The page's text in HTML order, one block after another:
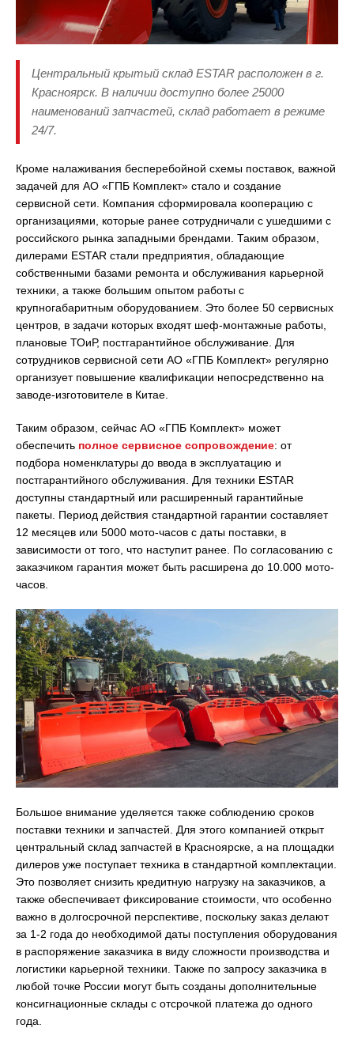
Центральный крытый склад ESTAR расположен в г.
Красноярск. В наличии доступно более 25000
наименований запчастей, склад работает в режиме
24/7.
Кроме налаживания бесперебойной схемы поставок, важной
задачей для АО «ГПБ Комплект» стало и создание
сервисной сети. Компания сформировала кооперацию с
организациями, которые ранее сотрудничали с ушедшими с
российского рынка западными брендами. Таким образом,
дилерами ESTAR стали предприятия, обладающие
собственными базами ремонта и обслуживания карьерной
техники, а также большим опытом работы с
крупногабаритным оборудованием. Это более 50 сервисных
центров, в задачи которых входят шеф-монтажные работы,
плановые ТОиР, постгарантийное обслуживание. Для
сотрудников сервисной сети АО «ГПБ Комплект» регулярно
организует повышение квалификации непосредственно на
заводе-изготовителе в Китае.
Таким образом, сейчас АО «ГПБ Комплект» может
обеспечить полное сервисное сопровождение: от
подбора номенклатуры до ввода в эксплуатацию и
постгарантийного обслуживания. Для техники ESTAR
доступны стандартный или расширенный гарантийные
пакеты. Период действия стандартной гарантии составляет
12 месяцев или 5000 мото-часов с даты поставки, в
зависимости от того, что наступит ранее. По согласованию с
заказчиком гарантия может быть расширена до 10.000 мото-
часов.
Большое внимание уделяется также соблюдению сроков
поставки техники и запчастей. Для этого компанией открыт
центральный склад запчастей в Красноярске, а на площадки
дилеров уже поступает техника в стандартной комплектации.
Это позволяет снизить кредитную нагрузку на заказчиков, а
также обеспечивает фиксирование стоимости, что особенно
важно в долгосрочной перспективе, поскольку заказ делают
за 1-2 года до необходимой даты поступления оборудования
в распоряжение заказчика в виду сложности производства и
логистики карьерной техники. Также по запросу заказчика в
любой точке России могут быть созданы дополнительные
консигнационные склады с отсрочкой платежа до одного
года.